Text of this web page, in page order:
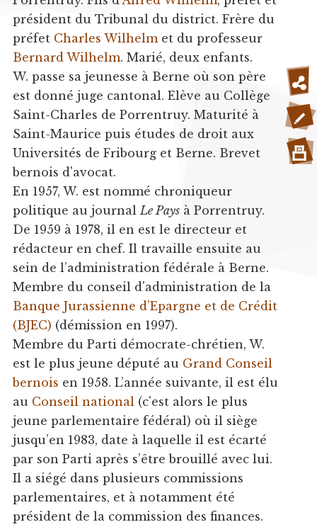
président du Tribunal du district. Frère du
préfet Charles Wilhelm et du professeur
Bernard Wilhelm. Marié, deux enfants.
W. passe sa jeunesse à Berne où son père
est donné juge cantonal. Elève au Collège
Saint-Charles de Porrentruy. Maturité à
Saint-Maurice puis études de droit aux
Universités de Fribourg et Berne. Brevet
bernois d'avocat.
En 1957, W. est nommé chroniqueur
politique au journal Le Paysà Porrentruy.
De 1959 à 1978, il en est le directeur et
rédacteur en chef. Il travaille ensuite au
sein de l’administration fédérale à Berne.
Membre du conseil d'administration de la
Banque Jurassienne d’Epargne et de Crédit
(BJEC) (démission en 1997).
Membre du Parti démocrate-chrétien, W.
est le plus jeune député au Grand Conseil
bernois en 1958. L’année suivante, il est élu
au Conseil national (c'est alors le plus
jeune parlementaire fédéral) où il siège
jusqu’en 1983, date à laquelle il est écarté
par son Parti après s’être brouillé avec lui.
Il a siégé dans plusieurs commissions
parlementaires, et à notamment été
président de la commission des finances.